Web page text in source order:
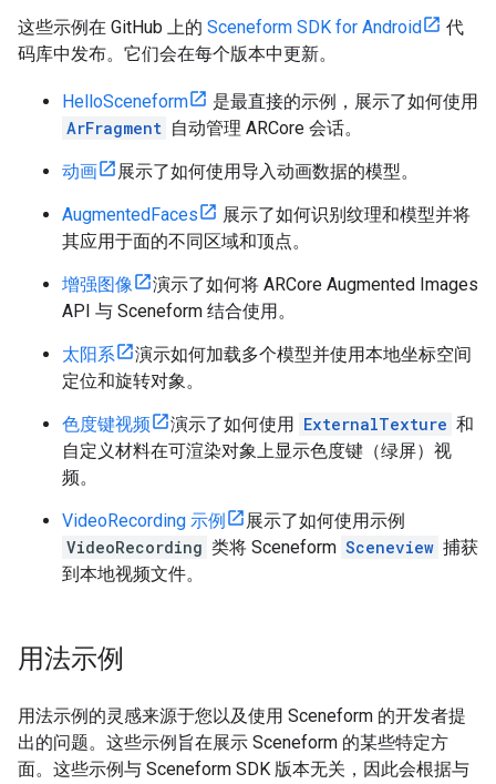
这些示例在 GitHub 上的 Sceneform SDK for Android
代
码库中发布。它们会在每个版本中更新。
HelloSceneform
是最直接的示例，展示了如何使用
ArFragment 自动管理 ARCore 会话。
动画 展示了如何使用导入动画数据的模型。
AugmentedFaces
展示了如何识别纹理和模型并将
其应用于面的不同区域和顶点。
增强图像
演示了如何将 ARCore Augmented Images
API 与 Sceneform 结合使用。
太阳系
演示如何加载多个模型并使用本地坐标空间
定位和旋转对象。
色度键视频 演示了如何使用 ExternalTexture 和
自定义材料在可渲染对象上显示色度键（绿屏）视
频。
VideoRecording 示例
展示了如何使用示例
VideoRecording 类将 Sceneform Sceneview 捕获
到本地视频文件。
用法示例
用法示例的灵感来源于您以及使用 Sceneform 的开发者提
出的问题。这些示例旨在展示 Sceneform 的某些特定方
面。这些示例与 Sceneform SDK 版本无关，因此会根据与